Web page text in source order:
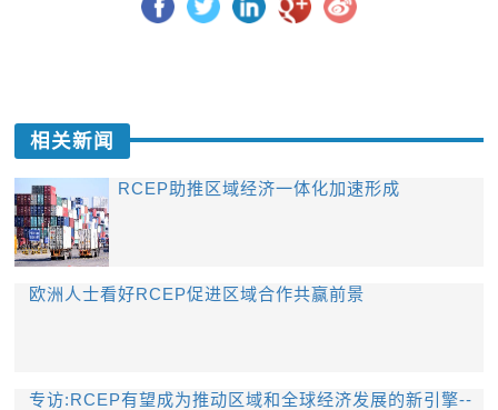
相关新闻
RCEP助推区域经济一体化加速形成
欧洲人士看好RCEP促进区域合作共赢前景
专访:RCEP有望成为推动区域和全球经济发展的新引擎--